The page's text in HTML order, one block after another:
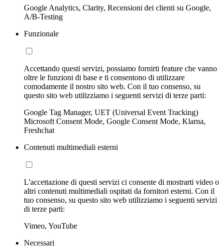
Google Analytics, Clarity, Recensioni dei clienti su Google,
A/B-Testing
Funzionale
Accettando questi servizi, possiamo fornirti feature che vanno
oltre le funzioni di base e ti consentono di utilizzare
comodamente il nostro sito web. Con il tuo consenso, su
questo sito web utilizziamo i seguenti servizi di terze parti:
Google Tag Manager, UET (Universal Event Tracking)
Microsoft Consent Mode, Google Consent Mode, Klarna,
Freshchat
Contenuti multimediali esterni
L'accettazione di questi servizi ci consente di mostrarti video o
altri contenuti multimediali ospitati da fornitori esterni. Con il
tuo consenso, su questo sito web utilizziamo i seguenti servizi
di terze parti:
Vimeo, YouTube
Necessari